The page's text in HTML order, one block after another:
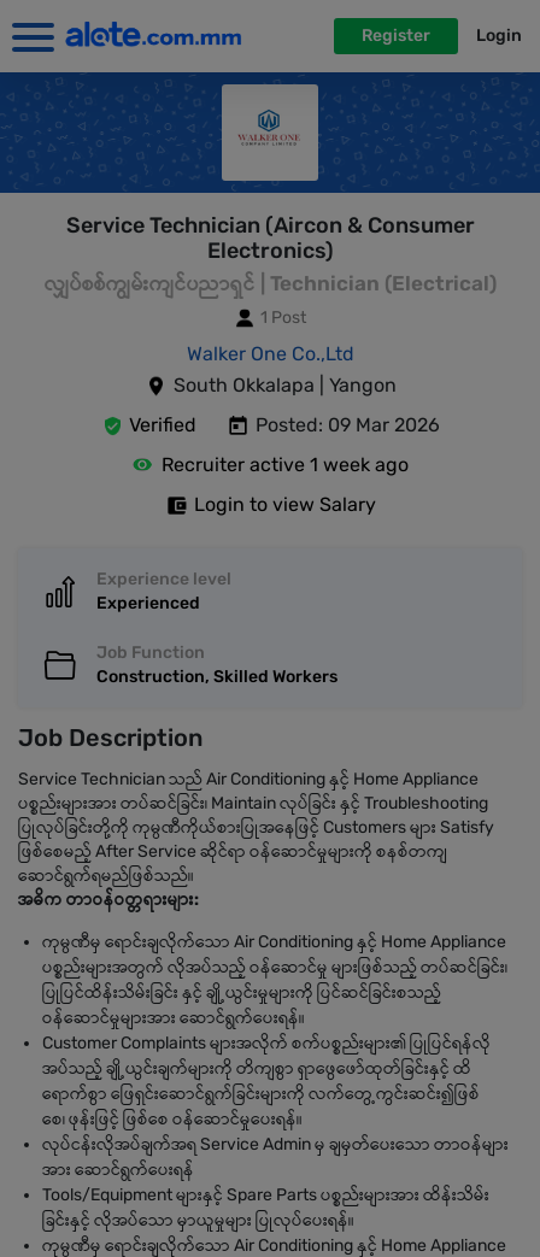
Register Login
Service Technician (Aircon & Consumer
Electronics)
လျှပ်စစ်ကျွမ်းကျင်ပညာရှင် | Technician (Electrical)
1 Post
Walker One Co.,Ltd
South Okkalapa | Yangon
Verified
Posted: 09 Mar 2026
Recruiter active 1 week ago
Login to view Salary
Experience level
Experienced
Job Function
Construction, Skilled Workers
Job Description
Service Technician သည် Air Conditioning နှင့် Home Appliance
ပစ္စည်းများအား တပ်ဆင်ခြင်း၊ Maintain လုပ်ခြင်း နှင့် Troubleshooting
ပြုလုပ်ခြင်းတို့ကို ကုမ္ပဏီကိုယ်စားပြုအနေဖြင့် Customers များ Satisfy
ဖြစ်စေမည့် After Service ဆိုင်ရာ ဝန်ဆောင်မှုများကို စနစ်တကျ
ဆောင်ရွက်ရမည်ဖြစ်သည်။
အဓိက တာဝန်ဝတ္တရားများ:
ကုမ္ပဏီမှ ရောင်းချလိုက်သော Air Conditioning နှင့် Home Appliance
ပစ္စည်းများအတွက် လိုအပ်သည့် ဝန်ဆောင်မှု များဖြစ်သည့် တပ်ဆင်ခြင်း၊
ပြုပြင်ထိန်းသိမ်းခြင်း နှင့် ချို့ယွင်းမှုများကို ပြင်ဆင်ခြင်းစသည့်
ဝန်ဆောင်မှုများအား ဆောင်ရွက်ပေးရန်။
Customer Complaints များအလိုက် စက်ပစ္စည်းများ၏ ပြုပြင်ရန်လို
အပ်သည့် ချို့ယွင်းချက်များကို တိကျစွာ ရှာဖွေဖော်ထုတ်ခြင်းနှင့် ထိ
ရောက်စွာ ဖြေရှင်းဆောင်ရွက်ခြင်းများကို လက်တွေ့ကွင်းဆင်း၍ဖြစ်
စေ၊ ဖုန်းဖြင့် ဖြစ်စေ ဝန်ဆောင်မှုပေးရန်။
လုပ်ငန်းလိုအပ်ချက်အရ Service Admin မှ ချမှတ်ပေးသော တာဝန်များ
အား ဆောင်ရွက်ပေးရန်
Tools/Equipment များနှင့် Spare Parts ပစ္စည်းများအား ထိန်းသိမ်း
ခြင်းနှင့် လိုအပ်သော မှာယူမှုများ ပြုလုပ်ပေးရန်။
ကုမ္ပဏီမှ ရောင်းချလိုက်သော Air Conditioning နှင့် Home Appliance